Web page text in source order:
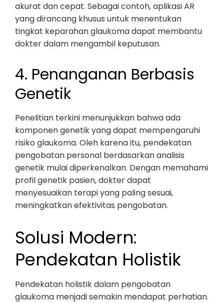
akurat dan cepat. Sebagai contoh, aplikasi AR
yang dirancang khusus untuk menentukan
tingkat keparahan glaukoma dapat membantu
dokter dalam mengambil keputusan.
4. Penanganan Berbasis
Genetik
Penelitian terkini menunjukkan bahwa ada
komponen genetik yang dapat mempengaruhi
risiko glaukoma. Oleh karena itu, pendekatan
pengobatan personal berdasarkan analisis
genetik mulai diperkenalkan. Dengan memahami
profil genetik pasien, dokter dapat
menyesuaikan terapi yang paling sesuai,
meningkatkan efektivitas pengobatan.
Solusi Modern:
Pendekatan Holistik
Pendekatan holistik dalam pengobatan
glaukoma menjadi semakin mendapat perhatian.